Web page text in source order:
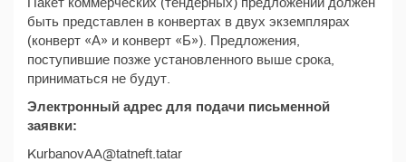
быть представлен в конвертах в двух экземплярах
(конверт «А» и конверт «Б»). Предложения,
поступившие позже установленного выше срока,
приниматься не будут.
Электронный адрес для подачи письменной
заявки:
KurbanovAA@tatneft.tatar